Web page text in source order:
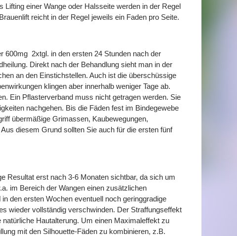
einer Wange oder Halsseite werden in der Regel
reicht in der Regel jeweils ein Faden pro Seite.
600mg 2xtgl. in den ersten 24 Stunden nach der
Direkt nach der Behandlung sieht man in der
an den Einstichstellen. Auch ist die überschüssige
klingen aber innerhalb weniger Tage ab.
Ein Pflasterverband muss nicht getragen werden. Sie
nachgehen. Bis die Fäden fest im Bindegewebe
übermäßige Grimassen, Kaubewegungen,
diesem Grund sollten Sie auch für die ersten fünf
Resultat erst nach 3-6 Monaten sichtbar, da sich um
im Bereich der Wangen einen zusätzlichen
den ersten Wochen eventuell noch geringgradige
wieder vollständig verschwinden. Der Straffungseffekt
Hautalterung. Um einen Maximaleffekt zu
mit den Silhouette-Fäden zu kombinieren, z.B.